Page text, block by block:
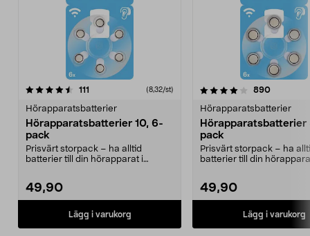
111 (8,32/st)
Hörapparatsbatterier
Hörapparatsbatterier 10, 6-
pack
Prisvärt storpack – ha alltid
batterier till din hörapparat i
49,90
Lägg i varukorg
4.0av 5 stjärnor 890
Hörapparatsbatterier
Hörapparatsbatterier
pack
Prisvärt storpack – ha
batterier till din
49,90
Lägg i varukorg
4.5av 5 stjärnor